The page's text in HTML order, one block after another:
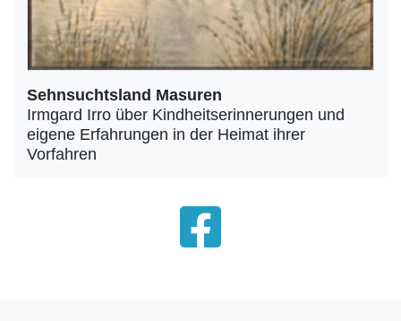
Sehnsuchtsland Masuren
Irmgard Irro über Kindheitserinnerungen und
eigene Erfahrungen in der Heimat ihrer
Vorfahren